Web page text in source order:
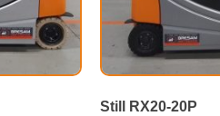
Still RX20-20P